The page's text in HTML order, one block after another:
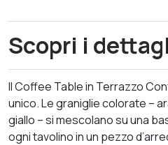
Scopri i
Il Coffee Table in Terrazzo
unico. Le graniglie colorate –
giallo – si mescolano su una
ogni tavolino in un pezzo